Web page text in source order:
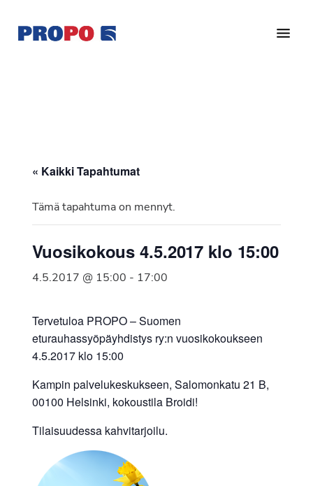
pääsisältöön
alatunnisteeseen
Ry
vuonna
Suomen
« Kaikki Tapahtumat
Tämä tapahtuma on mennyt.
Vuosikokous 4.5.2017 klo 15:00
4.5.2017 @ 15:00 - 17:00
Tervetuloa PROPO – Suomen
eturauhassyöpäyhdistys ry:n vuosikokoukseen
4.5.2017 klo 15:00
Kampin palvelukeskukseen, Salomonkatu 21 B,
00100 Helsinki, kokoustila Broidi!
Tilaisuudessa kahvitarjoilu.